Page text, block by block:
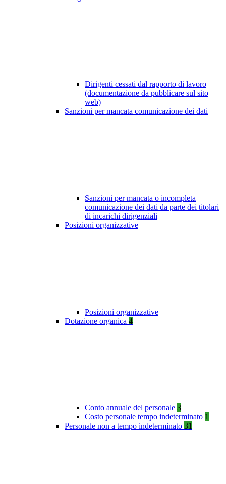
Dirigenti cessati dal rapporto di lavoro
(documentazione da pubblicare sul sito
web)
Sanzioni per mancata comunicazione dei dati
Sanzioni per mancata o incompleta
comunicazione dei dati da parte dei titolari
di incarichi dirigenziali
Posizioni organizzative
Posizioni organizzative
Dotazione organica 4
Conto annuale del personale 3
Costo personale tempo indeterminato 1
Personale non a tempo indeterminato 31